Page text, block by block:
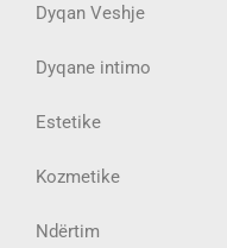
Dyqan Veshje
Dyqane intimo
Estetike
Kozmetike
Ndërtim